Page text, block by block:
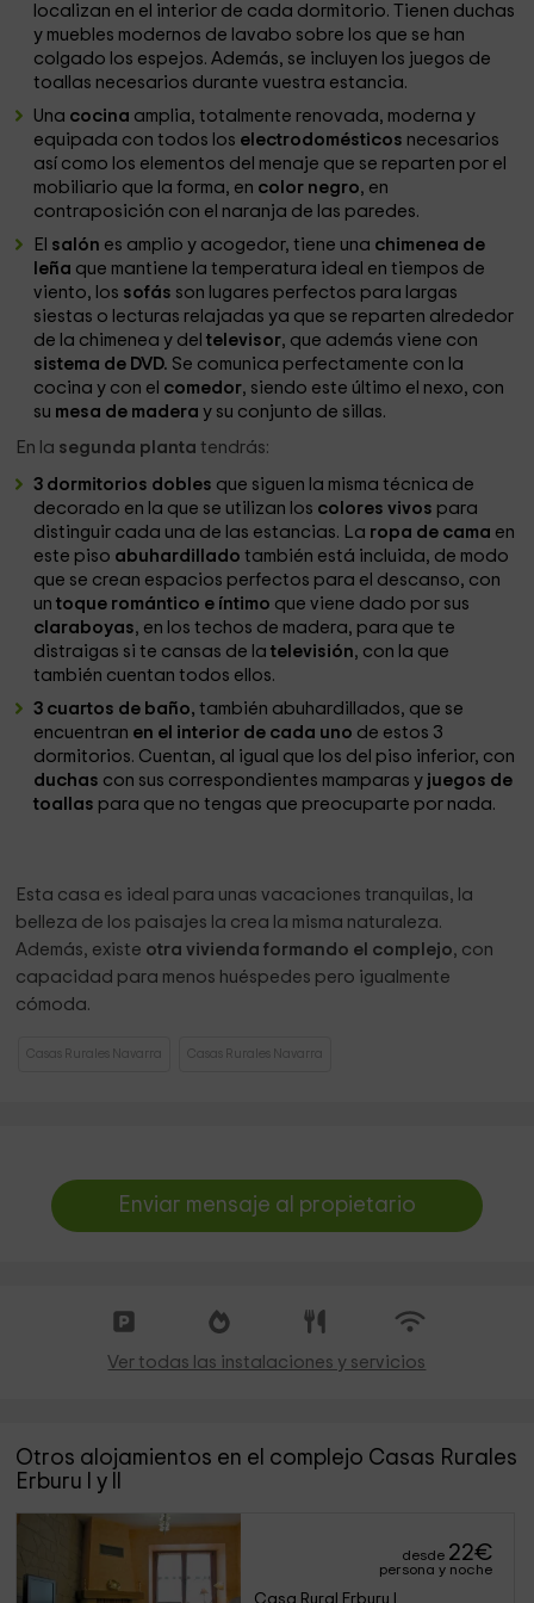
localizan en el interior de cada dormitorio. Tienen duchas
y muebles modernos de lavabo sobre los que se han
colgado los espejos. Además, se incluyen los juegos de
toallas necesarios durante vuestra estancia.
Una cocina amplia, totalmente renovada, moderna y
equipada con todos los electrodomésticos necesarios
así como los elementos del menaje que se reparten por el
mobiliario que la forma, en color negro, en
contraposición con el naranja de las paredes.
El salón es amplio y acogedor, tiene una chimenea de
leña que mantiene la temperatura ideal en tiempos de
viento, los sofás son lugares perfectos para largas
siestas o lecturas relajadas ya que se reparten alrededor
de la chimenea y deltelevisor, que además viene con
sistema de DVD. Se comunica perfectamente con la
cocina y con el comedor, siendo este último el nexo, con
su mesa de madera y su conjunto de sillas.
En la segunda planta tendrás:
3 dormitorios dobles que siguen la misma técnica de
decorado en la que se utilizan los colores vivos para
distinguir cada una de las estancias. La ropa de cama en
este piso abuhardilladotambién está incluida, de modo
que se crean espacios perfectos para el descanso, con
un toque romántico e íntimo que viene dado por sus
claraboyas, en los techos de madera, para que te
distraigas si te cansas de latelevisión, con la que
también cuentan todos ellos.
3 cuartos de baño, también abuhardillados, que se
encuentran en el interior de cada uno de estos 3
dormitorios. Cuentan, al igual que los del piso inferior, con
duchas con sus correspondientes mamparas y juegos de
toallas para que no tengas que preocuparte por nada.
Esta casa es ideal para unas vacaciones tranquilas, la
belleza de los paisajes la crea la misma naturaleza.
Además, existe otra vivienda formando el complejo, con
capacidad para menos huéspedes pero igualmente
cómoda.
Casas Rurales Navarra Casas Rurales Navarra
Enviar mensaje al propietario
Ver todas las instalaciones y servicios
Otros alojamientos en el complejo Casas Rurales
Erburu l y ll
desde 22€
persona y noche
Casa Rural Erburu I